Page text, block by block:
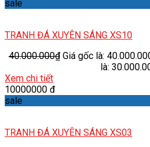
sale
TRANH ĐÁ XUYÊN SÁNG XS10
40.000.000₫ Giá gốc là:
là:
Xem chi tiết
10000000 đ
sale
TRANH ĐÁ XUYÊN SÁNG XS03